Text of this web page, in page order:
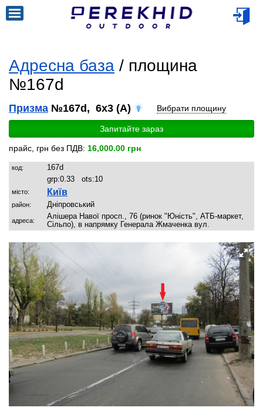
Адресна база / площина
№167d
Призма №167d, 6x3 (A) Вибрати площину
Запитайте зараз
прайс, грн без ПДВ: 16,000.00 грн
код:
167d
grp:0.33 ots:10
місто: Київ
район: Дніпровський
адреса:
Алішера Навої просп., 76 (ринок "Юність", АТБ-маркет,
Сільпо), в напрямку Генерала Жмаченка вул.